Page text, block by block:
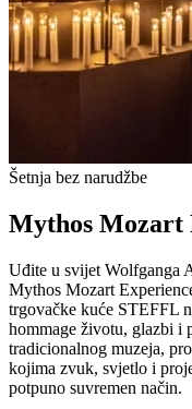
Šetnja bez narudžbe
Mythos Mozart
Uđite u svijet Wolfganga
Mythos Mozart
trgovačke kuće STEFFL
hommage životu, glazbi i
tradicionalnog muzeja,
kojima zvuk, svjetlo i
potpuno suvremen način.